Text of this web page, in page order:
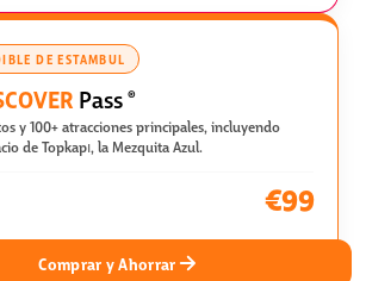
DE ESTAMBUL
Pass ®
y 100+ atracciones principales, incluyendo
de Topkapı, la Mezquita Azul.
€99
Comprar y Ahorrar